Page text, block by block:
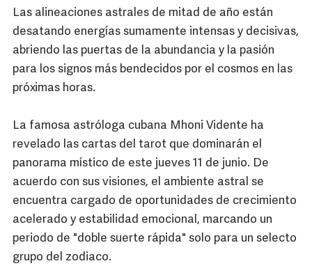
Las alineaciones astrales de mitad de año están
desatando energías sumamente intensas y decisivas,
abriendo las puertas de la abundancia y la pasión
para los signos más bendecidos por el cosmos en las
próximas horas.
La famosa astróloga cubana Mhoni Vidente ha
revelado las cartas del tarot que dominarán el
panorama místico de este jueves 11 de junio. De
acuerdo con sus visiones, el ambiente astral se
encuentra cargado de oportunidades de crecimiento
acelerado y estabilidad emocional, marcando un
periodo de "doble suerte rápida" solo para un selecto
grupo del zodiaco.